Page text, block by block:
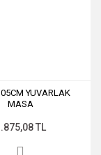
YUVARLAK
MASA
TL